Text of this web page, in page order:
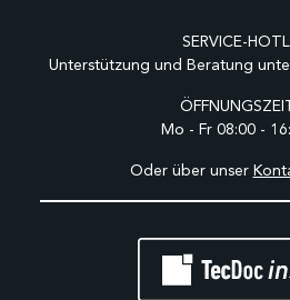
SERVICE-
Unterstützung und Beratung
Mo - Fr 08:00 -
Oder über unser